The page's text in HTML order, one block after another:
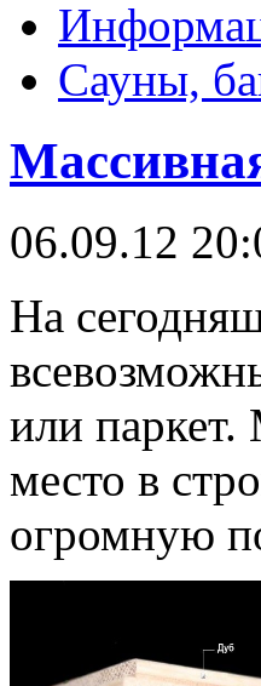
Сауны,
06.09.12
На
или паркет.
место в
огромную